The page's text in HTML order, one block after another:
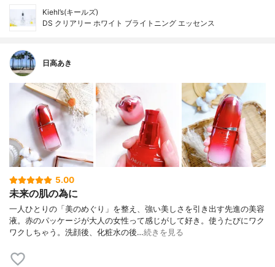
Kiehl’s(キールズ)
DS クリアリー ホワイト ブライトニング エッセンス
日高あき
5.00
未来の肌の為に
一人ひとりの「美のめぐり」を整え、強い美しさを引き出す先進の美容
液。赤のパッケージが大人の女性って感じがして好き。使うたびにワク
ワクしちゃう。洗顔後、化粧水の後…続きを見る